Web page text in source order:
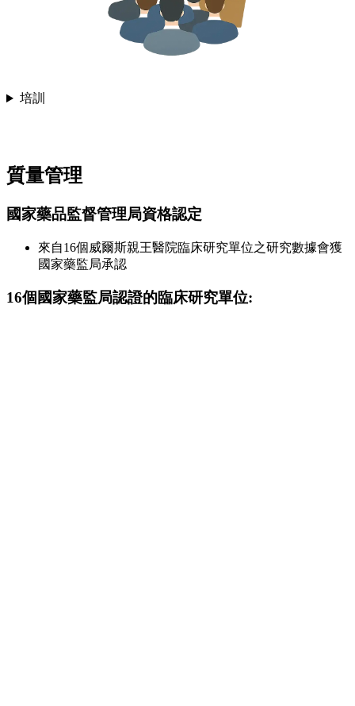
培訓
質量管理
國家藥品監督管理局資格認定
來自16個威爾斯親王醫院臨床研究單位之研究數據會獲
國家藥監局承認
16個國家藥監局認證的臨床研究單位: